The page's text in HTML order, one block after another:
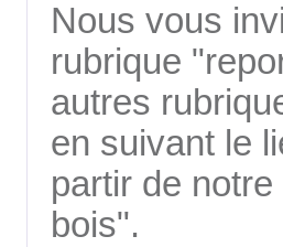
Nous vous
rubrique
autres
en suivant le
partir de
bois".